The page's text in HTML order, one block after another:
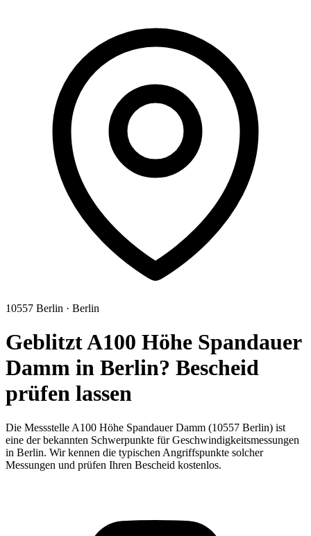
10557 Berlin · Berlin
Geblitzt A100 Höhe Spandauer
Damm in Berlin? Bescheid
prüfen lassen
Die Messstelle A100 Höhe Spandauer Damm (10557 Berlin) ist
eine der bekannten Schwerpunkte für Geschwindigkeitsmessungen
in Berlin. Wir kennen die typischen Angriffspunkte solcher
Messungen und prüfen Ihren Bescheid kostenlos.